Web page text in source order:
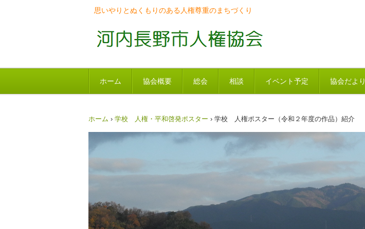
思いやりとぬくもりのある人権尊重のまちづくり
ホーム 協会概要 総会 相談 イベント予定 協会だより
ホーム › 学校 人権・平和啓発ポスター › 学校 人権ポスター（令和２年度の作品）紹介